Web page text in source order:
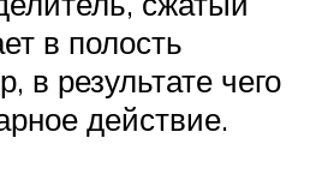
в полость
в результате чего
действие.